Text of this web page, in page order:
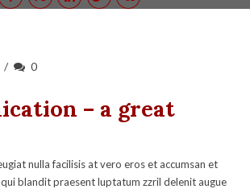
0
– a great
nulla facilisis at vero eros et accumsan et
blandit praesent luptatum zzril delenit augue